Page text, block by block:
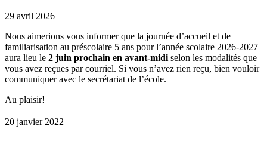
29 avril 2026
Nous aimerions vous informer que la journée d’accueil et de
familiarisation au préscolaire 5 ans pour l’année scolaire 2026-2027
aura lieu le 2 juin prochain en avant-midi selon les modalités que
vous avez reçues par courriel. Si vous n’avez rien reçu, bien vouloir
communiquer avec le secrétariat de l’école.
Au plaisir!
20 janvier 2022